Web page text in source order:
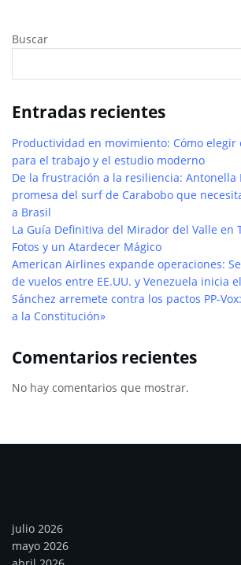
Buscar
Entradas recientes
Productividad en movimiento: Cómo
para el trabajo y el estudio moderno
De la frustración a la resiliencia: Antonella
promesa del surf de Carabobo que
a Brasil
La Guía Definitiva del Mirador del Valle en
Fotos y un Atardecer Mágico
American Airlines expande operaciones:
de vuelos entre EE.UU. y Venezuela inicia
Sánchez arremete contra los pactos PP-
a la Constitución»
Comentarios recientes
No hay comentarios que mostrar.
julio 2026
mayo 2026